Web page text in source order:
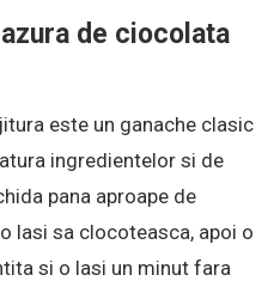
de ciocolata
este un ganache clasic
ingredientelor si de
pana aproape de
lasi sa clocoteasca, apoi o
si o lasi un minut fara